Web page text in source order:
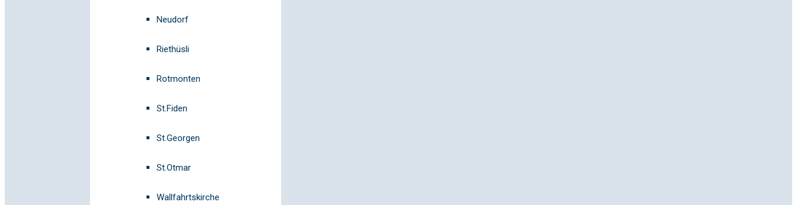
Neudorf
Riethüsli
Rotmonten
St.Fiden
St.Georgen
St.Otmar
Wallfahrtskirche